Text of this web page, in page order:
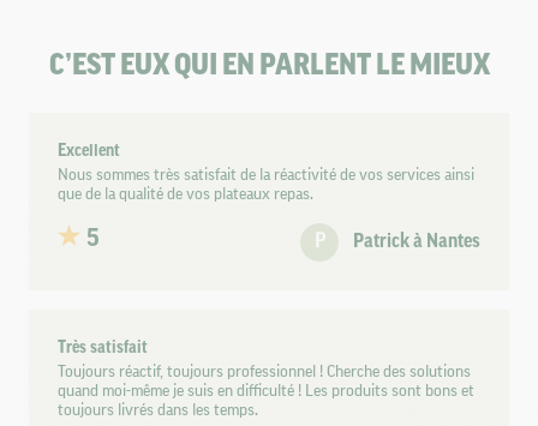
C’EST EUX QUI EN PARLENT LE MIEUX
Excellent
Nous sommes très satisfait de la réactivité de vos services ainsi
que de la qualité de vos plateaux repas.
5 P Patrick à Nantes
Très satisfait
Toujours réactif, toujours professionnel ! Cherche des solutions
quand moi-même je suis en difficulté ! Les produits sont bons et
toujours livrés dans les temps.